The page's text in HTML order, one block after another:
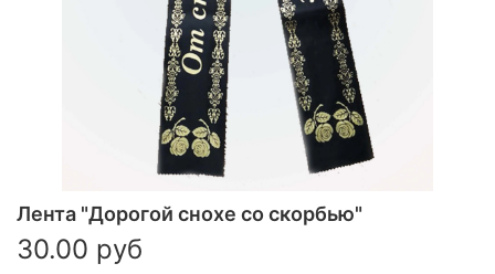
Лента "Дорогой снохе со скорбью"
30.00 руб